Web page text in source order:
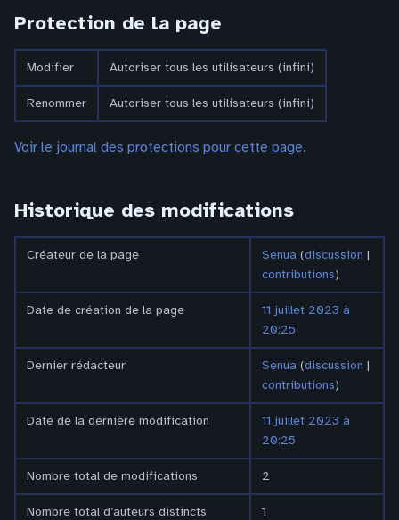
Protection de la page
Modifier Autoriser tous les utilisateurs (infini)
Renommer Autoriser tous les utilisateurs (infini)
Voir le journal des protections pour cette page.
Historique des modifications
Créateur de la page Senua (discussion |
contributions)
Date de création de la page
11 juillet 2023 à
20:25
Dernier rédacteur Senua (discussion |
contributions)
Date de la dernière modification
11 juillet 2023 à
20:25
Nombre total de modifications 2
Nombre total d’auteurs distincts 1